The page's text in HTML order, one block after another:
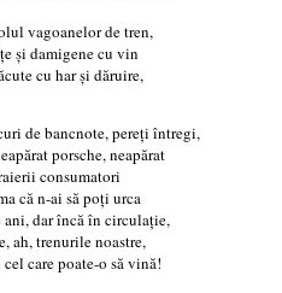
vagoanelor de tren,
și damigene cu vin
cu har și dăruire,
de bancnote, pereți întregi,
porsche, neapărat
consumatori
că n-ai să poți urca
ani, dar încă în circulație,
ah, trenurile noastre,
care poate-o să vină!